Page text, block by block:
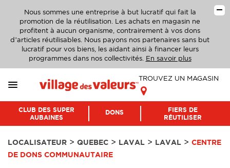
Nous sommes une entreprise à but lucratif qui fait la
promotion de la réutilisation. Les achats en magasin ne
profitent à aucun organisme, contrairement à vos dons
d’articles réutilisables. Nous payons nos partenaires sans but
lucratif pour vos biens, les aidant ainsi à financer leurs
programmes dans nos collectivités. En savoir plus
TROUVEZ UN MAGASIN
CLUB DES SUPER
AUBAINES
DONS
FIERS DE
RÉUTILISER
LOCALISATEUR > QUEBEC > LAVAL > LAVAL > CENTRE
DE DONS COMMUNAUTAIRE